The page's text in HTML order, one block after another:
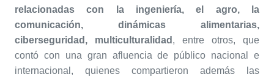
relacionadas con la ingeniería, el agro, la
comunicación, dinámicas alimentarias,
ciberseguridad, multiculturalidad , entre otros, que
contó con una gran afluencia de público nacional e
internacional, quienes compartieron además las